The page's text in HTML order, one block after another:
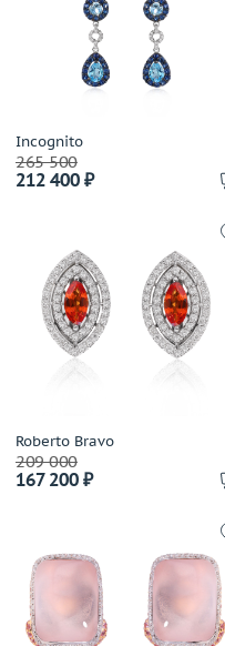
Incognito
265 500
212 400 ₽
Roberto Bravo
209 000
167 200 ₽